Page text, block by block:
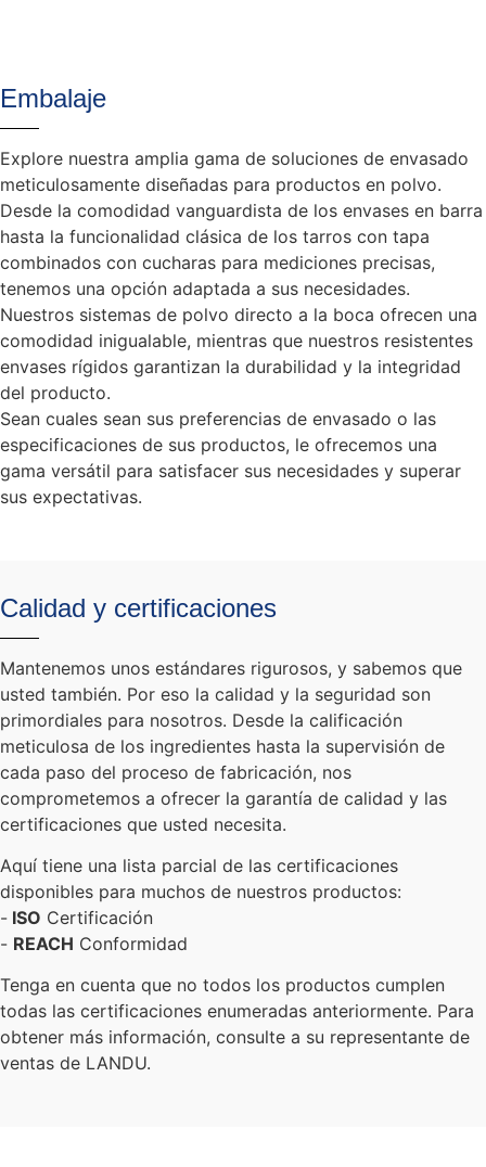
Embalaje
Explore nuestra amplia gama de soluciones de envasado
meticulosamente diseñadas para productos en polvo.
Desde la comodidad vanguardista de los envases en barra
hasta la funcionalidad clásica de los tarros con tapa
combinados con cucharas para mediciones precisas,
tenemos una opción adaptada a sus necesidades.
Nuestros sistemas de polvo directo a la boca ofrecen una
comodidad inigualable, mientras que nuestros resistentes
envases rígidos garantizan la durabilidad y la integridad
del producto.
Sean cuales sean sus preferencias de envasado o las
especificaciones de sus productos, le ofrecemos una
gama versátil para satisfacer sus necesidades y superar
sus expectativas.
Calidad y certificaciones
Mantenemos unos estándares rigurosos, y sabemos que
usted también. Por eso la calidad y la seguridad son
primordiales para nosotros. Desde la calificación
meticulosa de los ingredientes hasta la supervisión de
cada paso del proceso de fabricación, nos
comprometemos a ofrecer la garantía de calidad y las
certificaciones que usted necesita.
Aquí tiene una lista parcial de las certificaciones
disponibles para muchos de nuestros productos:
- ISO Certificación
- REACH Conformidad
Tenga en cuenta que no todos los productos cumplen
todas las certificaciones enumeradas anteriormente. Para
obtener más información, consulte a su representante de
ventas de LANDU.